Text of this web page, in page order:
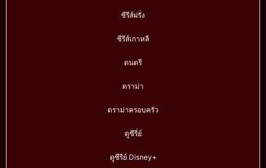
ซีรีส์ฝรั่ง
ซีรีส์เกาหลี
ดนตรี
ดราม่า
ดราม่าครอบครัว
ดูซีรี่ย์
ดูซีรีย์ Disney+